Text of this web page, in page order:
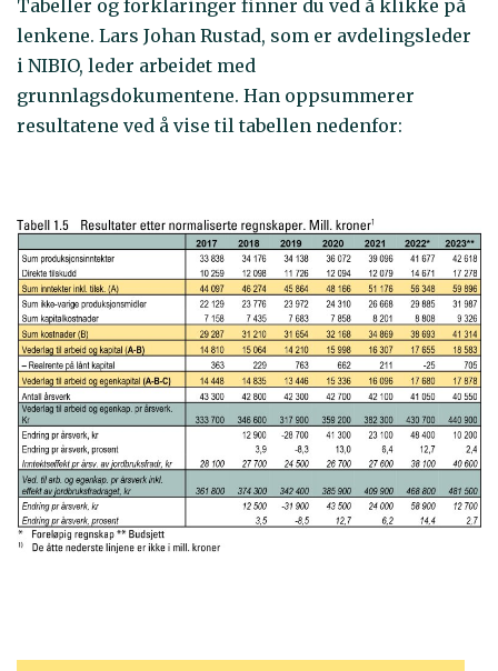
Tabeller og forklaringer finner du ved å klikke på
lenkene. Lars Johan Rustad, som er avdelingsleder
i NIBIO, leder arbeidet med
grunnlagsdokumentene. Han oppsummerer
resultatene ved å vise til tabellen nedenfor: